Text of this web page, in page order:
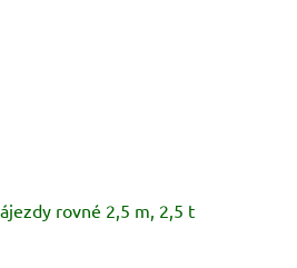
rovné 2,5 m, 2,5 t